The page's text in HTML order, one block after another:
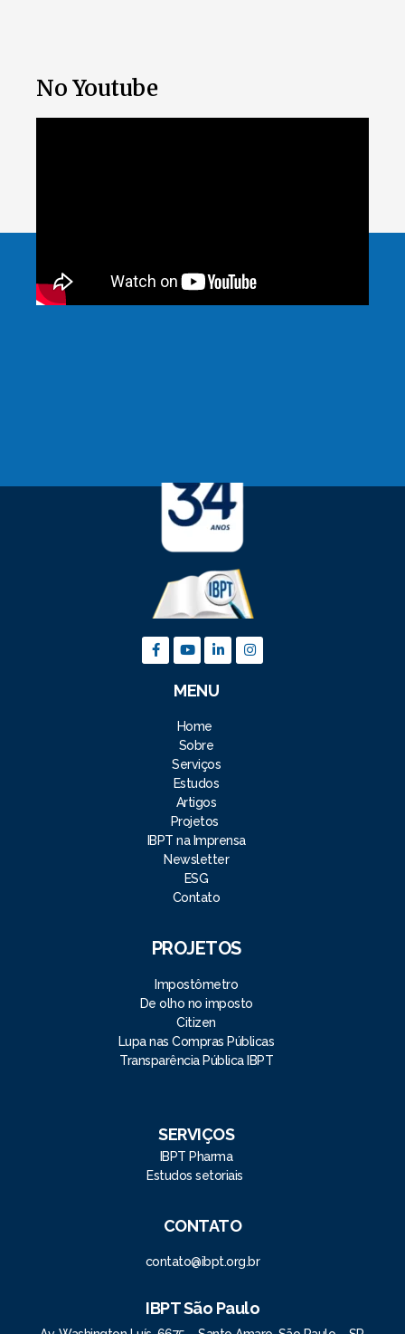
No Youtube
MENU
Home
Sobre
Serviços
Estudos
Artigos
Projetos
IBPT na Imprensa
Newsletter
ESG
Contato
PROJETOS
Impostômetro
De olho no imposto
Citizen
Lupa nas Compras Públicas
Transparência Pública IBPT
SERVIÇOS
IBPT Pharma
Estudos setoriais
CONTATO
contato@ibpt.org.br
IBPT São Paulo